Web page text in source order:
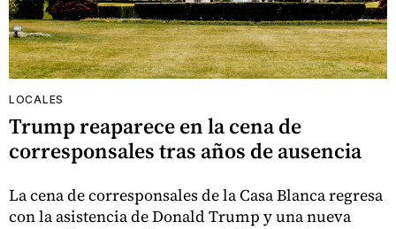
LOCALES
Trump reaparece en la cena de
corresponsales tras años de ausencia
La cena de corresponsales de la Casa Blanca regresa
con la asistencia de Donald Trump y una nueva